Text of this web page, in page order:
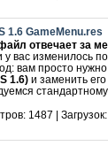
1.6 GameMenu.res
отвечает за
у вас изменилось
вам просто нужно
1.6) и заменить
1487 Загрузок: